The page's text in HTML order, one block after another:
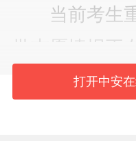
当前考生重
批志愿填报正
17时正式结束
打开中安